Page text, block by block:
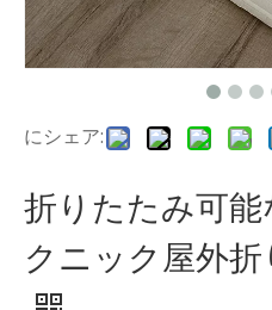
にシェア:
折りたたみ可
クニック屋外